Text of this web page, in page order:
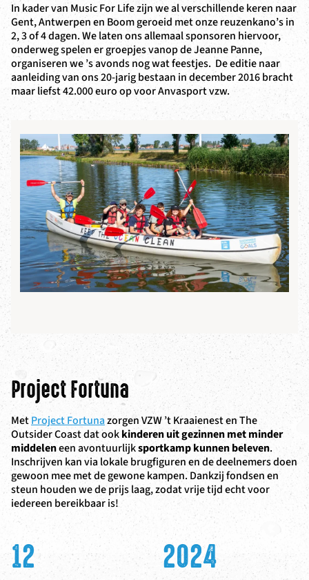
In kader van Music For Life zijn we al verschillende keren naar
Gent, Antwerpen en Boom geroeid met onze reuzenkano’s in
2, 3 of 4 dagen. We laten ons allemaal sponsoren hiervoor,
onderweg spelen er groepjes vanop de Jeanne Panne,
organiseren we ’s avonds nog wat feestjes. De editie naar
aanleiding van ons 20-jarig bestaan in december 2016 bracht
maar liefst 42.000 euro op voor Anvasport vzw.
Project Fortuna
MetProject Fortunazorgen VZW ’t Kraaienest en The
Outsider Coast dat ookkinderen uit gezinnen met minder
middeleneen avontuurlijksportkamp kunnen beleven.
Inschrijven kan via lokale brugfiguren en de deelnemers doen
gewoon mee met de gewone kampen. Dankzij fondsen en
steun houden we de prijs laag, zodat vrije tijd echt voor
iedereen bereikbaar is!
12 2024